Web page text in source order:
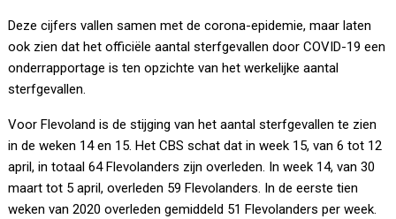
Deze cijfers vallen samen met de corona-epidemie, maar laten
ook zien dat het officiële aantal sterfgevallen door COVID-19 een
onderrapportage is ten opzichte van het werkelijke aantal
sterfgevallen.
Voor Flevoland is de stijging van het aantal sterfgevallen te zien
in de weken 14 en 15. Het CBS schat dat in week 15, van 6 tot 12
april, in totaal 64 Flevolanders zijn overleden. In week 14, van 30
maart tot 5 april, overleden 59 Flevolanders. In de eerste tien
weken van 2020 overleden gemiddeld 51 Flevolanders per week.